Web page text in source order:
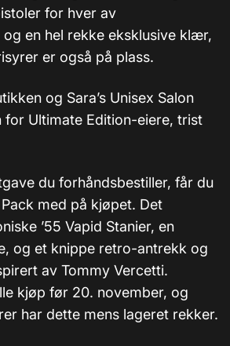
for hver av
en hel rekke eksklusive klær,
er også på plass.
og Sara’s Unisex Salon
for Ultimate Edition-eiere, trist
du forhåndsbestiller, får du
med på kjøpet. Det
’55 Vapid Stanier, en
og et knippe retro-antrekk og
av Tommy Vercetti.
kjøp før 20. november, og
har dette mens lageret rekker.